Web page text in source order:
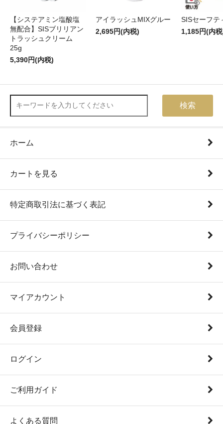
【システアミン塩酸塩
無配合】SISブリリアン
トラッシュクリーム
25g
5,390円(内税)
アイラッシュMIXグルー
2,695円(内税)
SISセーフテ
1,185円(内
検索
ホーム
カートを見る
特定商取引法に基づく表記
プライバシーポリシー
お問い合わせ
マイアカウント
会員登録
ログイン
ご利用ガイド
よくある質問